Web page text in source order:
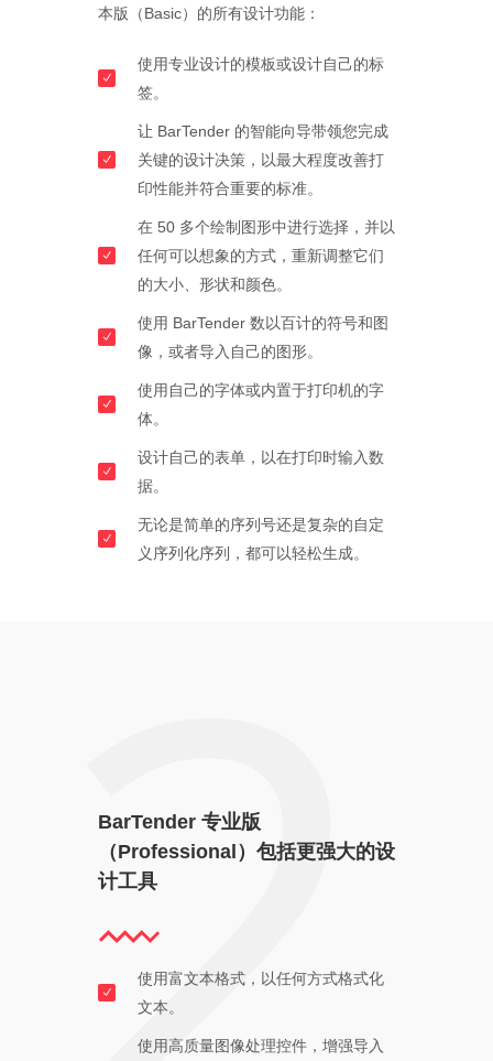
本版（Basic）的所有设计功能：
使用专业设计的模板或设计自己的标
签。
让 BarTender 的智能向导带领您完成
关键的设计决策，以最大程度改善打
印性能并符合重要的标准。
在 50 多个绘制图形中进行选择，并以
任何可以想象的方式，重新调整它们
的大小、形状和颜色。
使用 BarTender 数以百计的符号和图
像，或者导入自己的图形。
使用自己的字体或内置于打印机的字
体。
设计自己的表单，以在打印时输入数
据。
无论是简单的序列号还是复杂的自定
义序列化序列，都可以轻松生成。
BarTender 专业版
（Professional）包括更强大的设
计工具
使用富文本格式，以任何方式格式化
文本。
使用高质量图像处理控件，增强导入